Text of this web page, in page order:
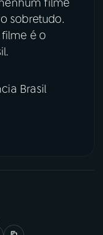
sobretudo.
é o
Brasil